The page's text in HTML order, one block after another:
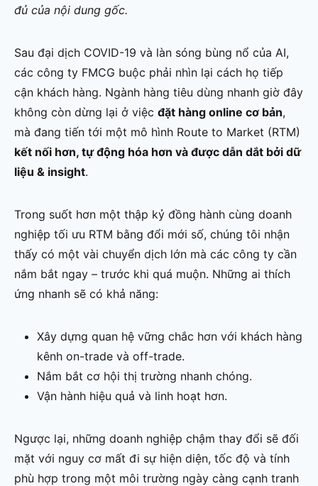
đủ của nội dung gốc.
Sau đại dịch COVID-19 và làn sóng bùng nổ của AI,
các công ty FMCG buộc phải nhìn lại cách họ tiếp
cận khách hàng. Ngành hàng tiêu dùng nhanh giờ đây
không còn dừng lại ở việc đặt hàng online cơ bản,
mà đang tiến tới một mô hình Route to Market (RTM)
kết nối hơn, tự động hóa hơn và được dẫn dắt bởi dữ
liệu & insight.
Trong suốt hơn một thập kỷ đồng hành cùng doanh
nghiệp tối ưu RTM bằng đổi mới số, chúng tôi nhận
thấy có một vài chuyển dịch lớn mà các công ty cần
nắm bắt ngay – trước khi quá muộn. Những ai thích
ứng nhanh sẽ có khả năng:
Xây dựng quan hệ vững chắc hơn với khách hàng
kênh on-trade và off-trade.
Nắm bắt cơ hội thị trường nhanh chóng.
Vận hành hiệu quả và linh hoạt hơn.
Ngược lại, những doanh nghiệp chậm thay đổi sẽ đối
mặt với nguy cơ mất đi sự hiện diện, tốc độ và tính
phù hợp trong một môi trường ngày càng cạnh tranh